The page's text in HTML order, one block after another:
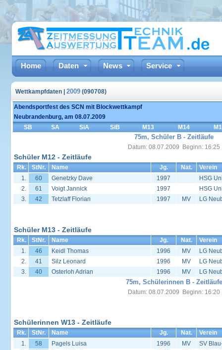
Home Daten News Service
Wettkampfdaten | 2009 (090708)
Abendsportfest des SCN mit Blockwettkampf
Neubrandenburg, am 08.07.2009
SB
SA SiA SiB M13 M14
75m, Schüler B - Zeitläufe
Datum: 08.07.2009 Beginn: 16:25
Schüler M12 - Zeitläufe
Rk. StNr. Name Jg. Nat.
Verein
1.
60 Genetzky Dave 1997
HSG
2.
61 Voigt Jannick 1997
HSG
3.
42 Tetzlaff Florian 1997 MV LG
Schüler M13 - Zeitläufe
Rk. StNr. Name Jg. Nat.
Verein
1.
46 Keidl Thomas 1996 MV
LG
2.
41 Silz Leonard 1996 MV
LG
3.
40 Osterloh Adrian 1996 MV LG
75m, Schülerinnen B - Zeitläufe
Datum: 08.07.2009 Beginn: 16:20
Schülerinnen W13 - Zeitläufe
Rk. StNr. Name Jg. Nat.
Verein
1.
58 Pagels Luisa 1996 MV
SV